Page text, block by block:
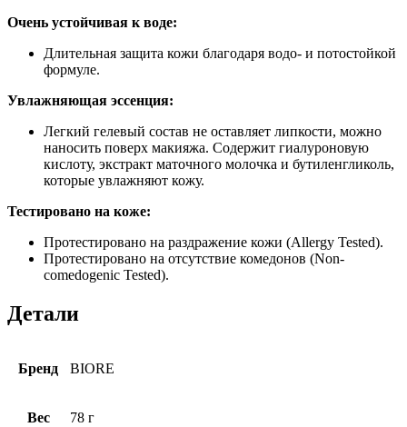
Очень устойчивая к воде:
Длительная защита кожи благодаря водо- и потостойкой
формуле.
Увлажняющая эссенция:
Легкий гелевый состав не оставляет липкости, можно
наносить поверх макияжа. Содержит гиалуроновую
кислоту, экстракт маточного молочка и бутиленгликоль,
которые увлажняют кожу.
Тестировано на коже:
Протестировано на раздражение кожи (Allergy Tested).
Протестировано на отсутствие комедонов (Non-
comedogenic Tested).
Детали
Бренд BIORE
Вес 78 г